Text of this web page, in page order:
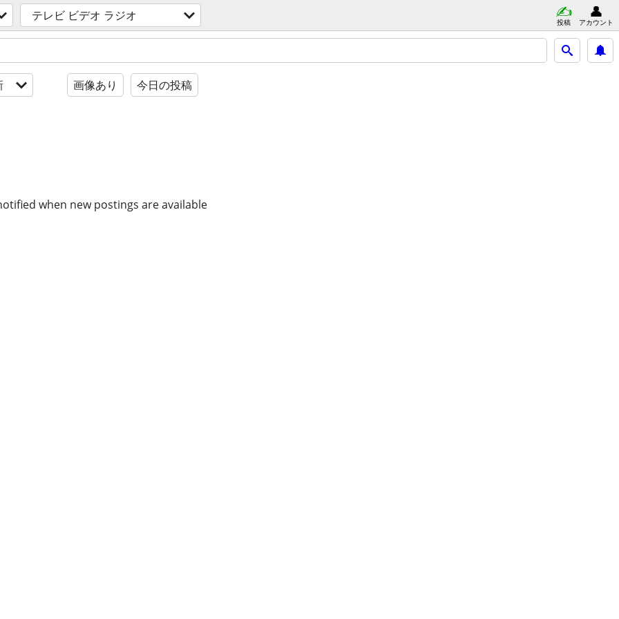
テレビ ビデオ ラジオ 投稿 アカウント
画像あり 今日の投稿
when new postings are available